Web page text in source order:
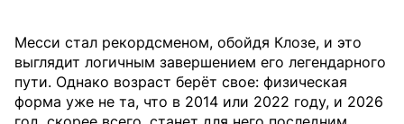
Месси стал рекордсменом, обойдя Клозе, и это
выглядит логичным завершением его легендарного
пути. Однако возраст берёт свое: физическая
форма уже не та, что в 2014 или 2022 году, и 2026